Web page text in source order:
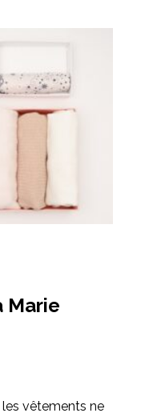
Marie
les vêtements ne